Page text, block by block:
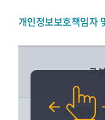
개인정보보호책임자
구
개인정보